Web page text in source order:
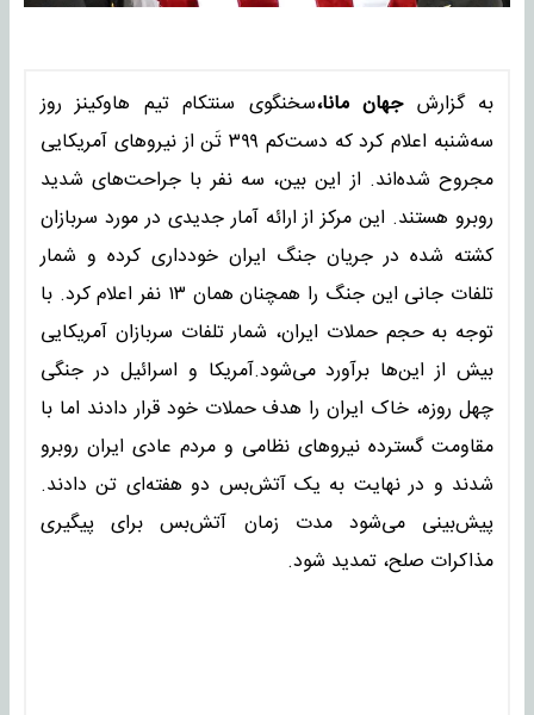
به گزارشجهان مانا،سخنگوی سنتکام تیم هاوکینز روز
سه‌شنبه اعلام کرد که دست‌کم ۳۹۹ تَن از نیروهای آمریکایی
مجروح شده‌اند. از این بین، سه نفر با جراحت‌های شدید
روبرو هستند. این مرکز از ارائه آمار جدیدی در مورد سربازان
کشته شده در جریان جنگ ایران خودداری کرده و شمار
تلفات جانی این جنگ را همچنان همان ۱۳ نفر اعلام کرد. با
توجه به حجم حملات ایران، شمار تلفات سربازان آمریکایی
بیش از این‌ها برآورد می‌شود.آمریکا و اسرائیل در جنگی
چهل روزه، خاک ایران را هدف حملات خود قرار دادند اما با
مقاومت گسترده نیروهای نظامی و مردم عادی ایران روبرو
شدند و در نهایت به یک آتش‌بس دو هفته‌ای تن دادند.
پیش‌بینی می‌شود مدت زمان آتش‌بس برای پیگیری
مذاکرات صلح، تمدید شود.